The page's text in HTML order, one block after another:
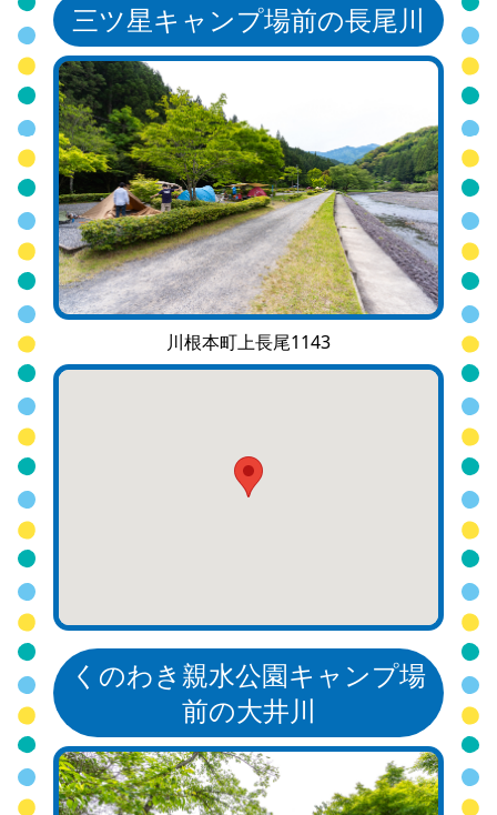
三ツ星キャンプ場前の長尾川
川根本町上長尾1143
くのわき親水公園キャンプ場
前の大井川